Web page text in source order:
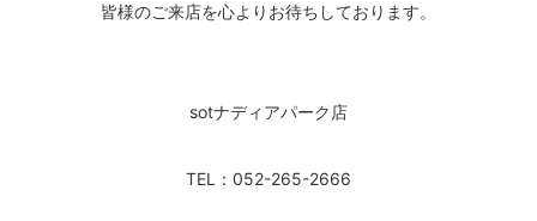
皆様のご来店を心よりお待ちしております。
sotナディアパーク店
TEL：052-265-2666